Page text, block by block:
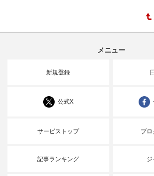
メニュー
新規登録
公式X
サービストップ ブ
記事ランキング ジ